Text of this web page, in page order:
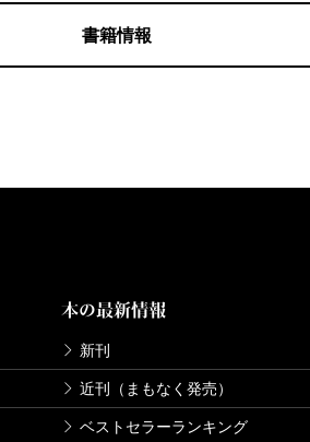
書籍情報
本の最新情報
新刊
近刊（まもなく発売）
ベストセラーランキング